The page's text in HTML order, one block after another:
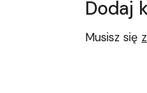
Dodaj
Musisz się